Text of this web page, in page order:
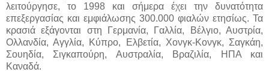
λειτούργησε, το 1998 και σήμερα έχει την δυνατότητα
επεξεργασίας και εμφιάλωσης 300.000 φιαλών ετησίως. Τα
κρασιά εξάγονται στη Γερμανία, Γαλλία, Βέλγιο, Αυστρία,
Ολλανδία, Αγγλία, Κύπρο, Ελβετία, Χονγκ-Κονγκ, Σαγκάη,
Σουηδία, Σιγκαπούρη, Αυστραλία, Βραζιλία, ΗΠΑ και
Καναδά.